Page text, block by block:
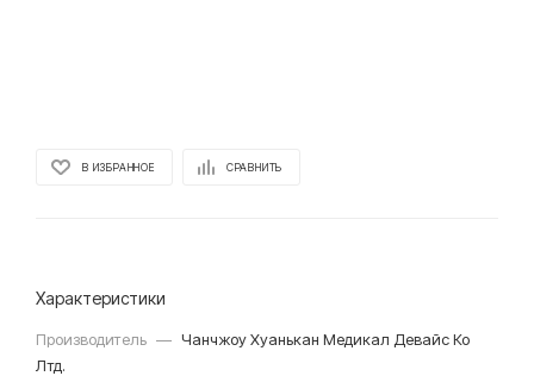
В ИЗБРАННОЕ СРАВНИТЬ
Характеристики
Производитель — Чанчжоу Хуанькан Медикал Девайс Ко
Лтд.